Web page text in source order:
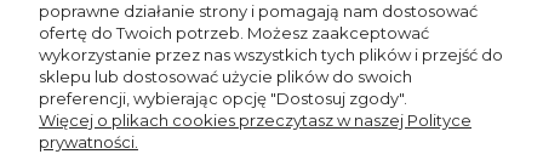
WAŻNE
STREFA KLIENTA
poprawne działanie strony i pomagają nam dostosować
ofertę do Twoich potrzeb. Możesz zaakceptować
wykorzystanie przez nas wszystkich tych plików i przejść do
sklepu lub dostosować użycie plików do swoich
preferencji, wybierając opcję "Dostosuj zgody".
Więcej o plikach cookies przeczytasz w naszej Polityce
prywatności.